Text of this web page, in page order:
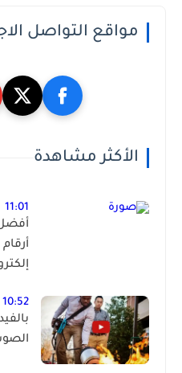
مواقع التواصل
الأكثر مشاهدة
11:01
10:52